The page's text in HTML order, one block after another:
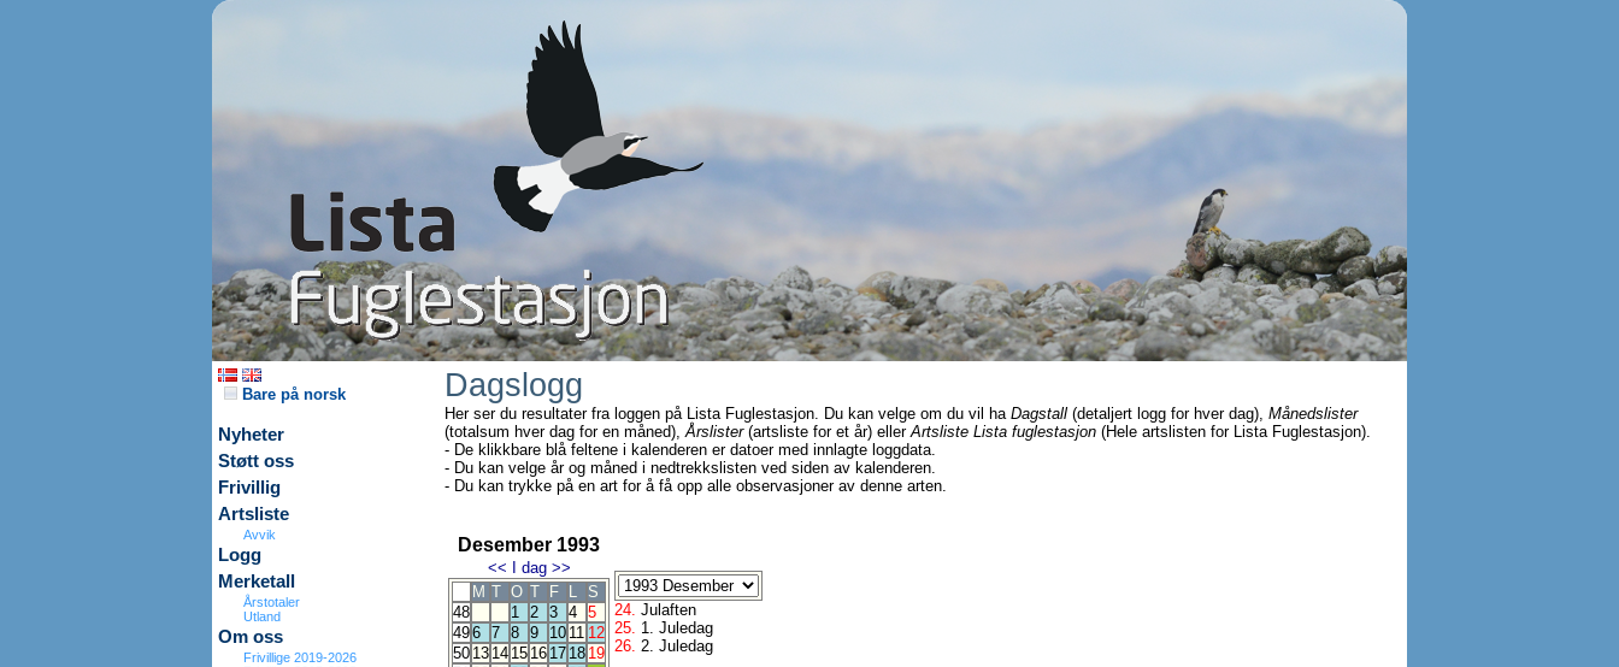
Bare på norsk
Nyheter
Støtt oss
Frivillig
Artsliste
Avvik
Logg
Merketall
Årstotaler
Utland
Om oss
Frivillige 2019-2026
Dagslogg
Her ser du resultater fra loggen på Lista Fuglestasjon. Du kan velge om du vil ha Dagstall (detaljert logg for hver dag), Månedslister
(totalsum hver dag for en måned),Årslister(artsliste for et år) ellerArtsliste Lista fuglestasjon (Hele artslisten for Lista Fuglestasjon).
- De klikkbare blå feltene i kalenderen er datoer med innlagte loggdata.
- Du kan velge år og måned i nedtrekkslisten ved siden av kalenderen.
- Du kan trykke på en art for å få opp alle observasjoner av denne arten.
Desember 1993
<< I dag >>
M T O T F L
S
48
1 2 3 4 5
496 7 8 9 10 11 12
50 13 14 15 16 17 18 19
24. Julaften
25. 1. Juledag
26. 2. Juledag